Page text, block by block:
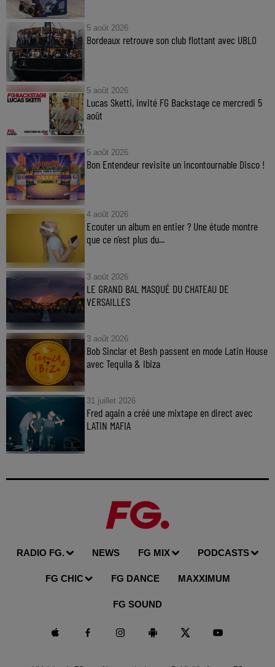
5 août 2026
Bordeaux retrouve son club flottant avec UBLO
5 août 2026
Lucas Sketti, invité FG Backstage ce mercredi 5
août
5 août 2026
Bon Entendeur revisite un incontournable Disco !
4 août 2026
Ecouter un album en entier ? Une étude montre
que ce n’est plus du...
3 août 2026
LE GRAND BAL MASQUÉ DU CHATEAU DE
VERSAILLES
3 août 2026
Bob Sinclar et Besh passent en mode Latin House
avec Tequila & Ibiza
31 juillet 2026
Fred again a créé une mixtape en direct avec
LATIN MAFIA
RADIO FG. NEWS FG MIX PODCASTS
FG CHIC FG DANCE MAXXIMUM
FG SOUND